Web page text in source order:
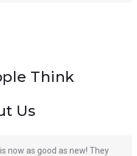
Think
Us
now as good as new! They